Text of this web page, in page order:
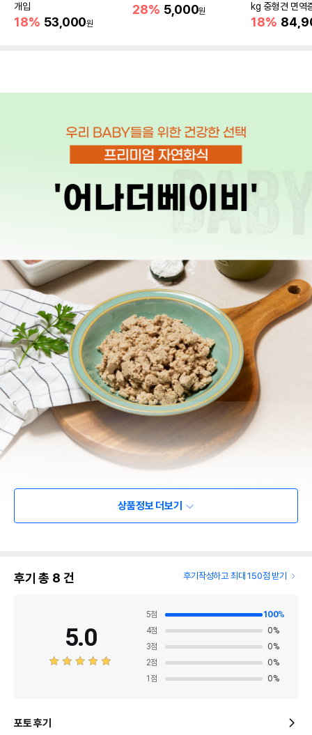
개입
18% 53,000원
28% 5,000원
kg 중형견 면역
18%
상품정보 더보기
후기 총 8 건 후기작성하고 최대 150점 받기
5.0
5점 100%
4점 0%
3점 0%
2점 0%
1 점 0%
포토 후기